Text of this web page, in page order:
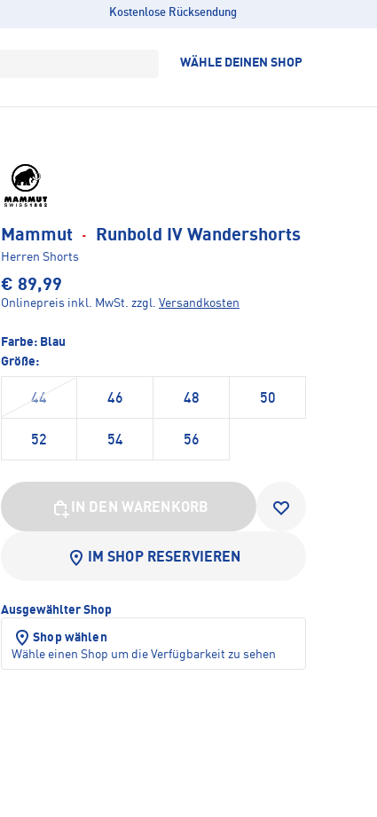
Kostenlose Rücksendung
WÄHLE DEINEN SHOP
Mammut · Runbold IV Wandershorts
Herren Shorts
€ 89,99
Onlinepreis inkl. MwSt. zzgl. Versandkosten
Farbe: Blau
Größe:
44 46 48 50
52 54 56
IN DEN WARENKORB
IM SHOP RESERVIEREN
Ausgewählter Shop
Shop wählen
Wähle einen Shop um die Verfügbarkeit zu sehen